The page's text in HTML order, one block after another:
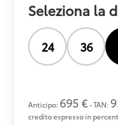
Seleziona la
24 36
Anticipo: 695 €- TAN:
credito espresso in